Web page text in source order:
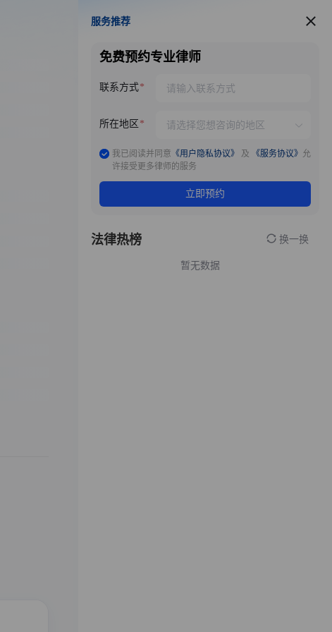
服务推荐
服务推荐
免费预约专业律师
联系方式
所在地区
我已阅读并同意 《用户隐私协议》 及 《服务协议》 允
许接受更多律师的服务
立即预约
法律热榜 换一换
暂无数据